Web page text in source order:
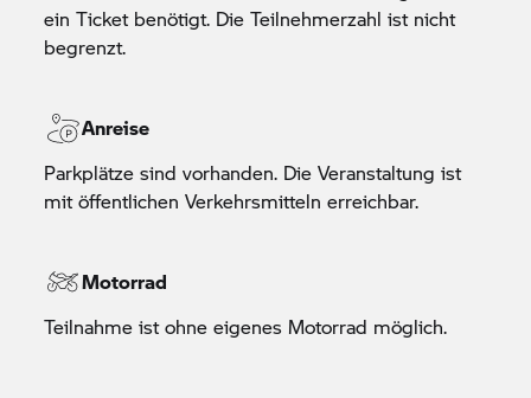
ein Ticket benötigt. Die Teilnehmerzahl ist nicht
begrenzt.
Anreise
Parkplätze sind vorhanden. Die Veranstaltung ist
mit öffentlichen Verkehrsmitteln erreichbar.
Motorrad
Teilnahme ist ohne eigenes Motorrad möglich.